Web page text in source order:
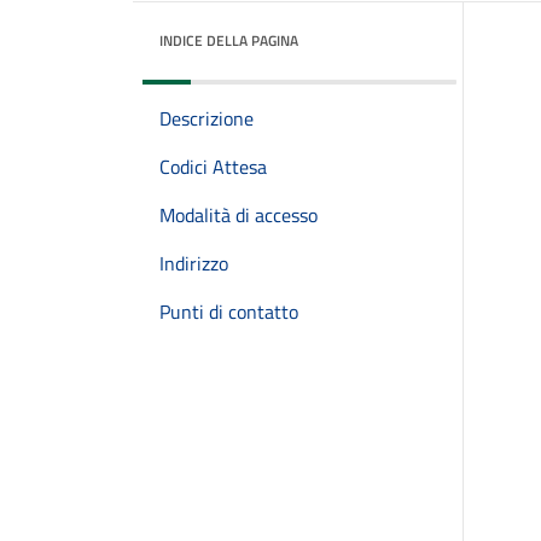
INDICE DELLA PAGINA
Descrizione
Codici Attesa
Modalità di accesso
Indirizzo
Punti di contatto